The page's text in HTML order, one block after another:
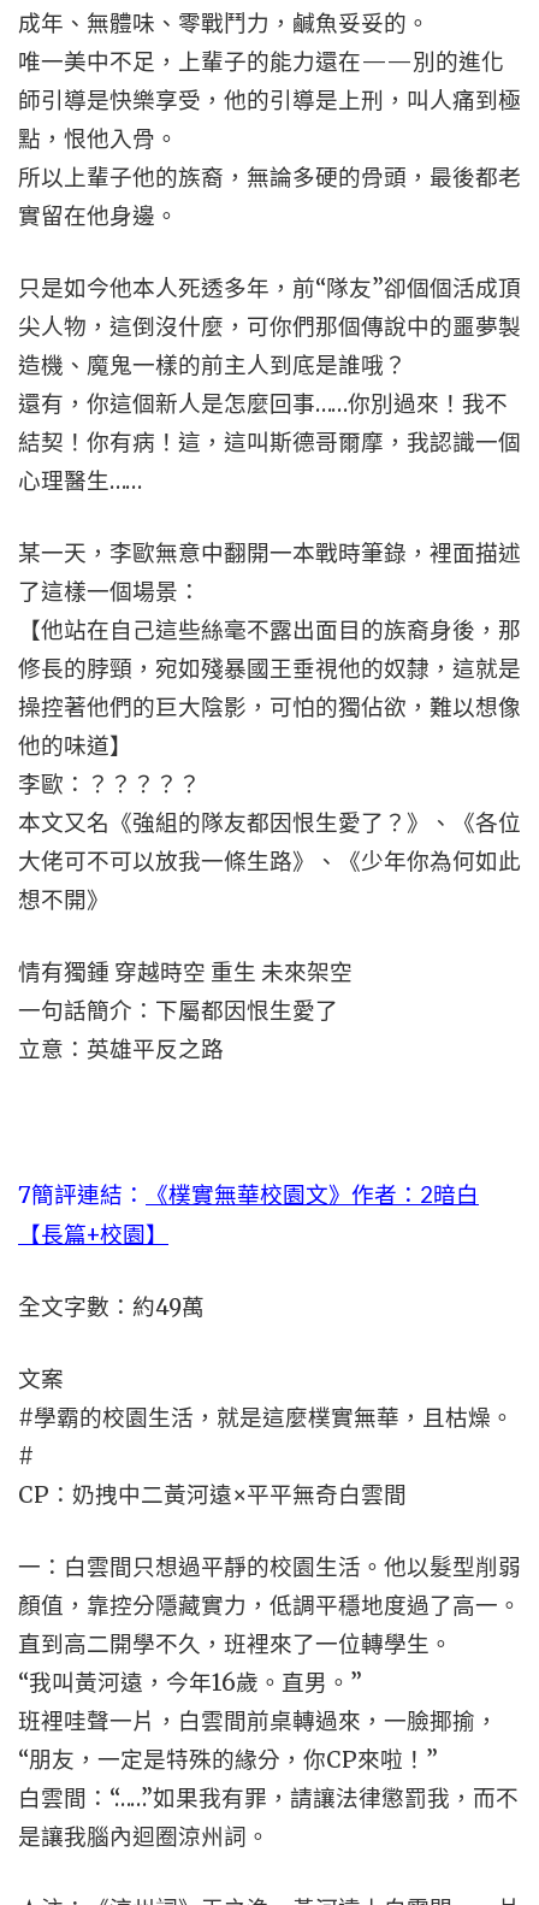
成年、無體味、零戰鬥力，鹹魚妥妥的。
唯一美中不足，上輩子的能力還在——別的進化
師引導是快樂享受，他的引導是上刑，叫人痛到極
點，恨他入骨。
所以上輩子他的族裔，無論多硬的骨頭，最後都老
實留在他身邊。
只是如今他本人死透多年，前“隊友”卻個個活成頂
尖人物，這倒沒什麼，可你們那個傳說中的噩夢製
造機、魔鬼一樣的前主人到底是誰哦？
還有，你這個新人是怎麼回事……你別過來！我不
結契！你有病！這，這叫斯德哥爾摩，我認識一個
心理醫生……
某一天，李歐無意中翻開一本戰時筆錄，裡面描述
了這樣一個場景：
【他站在自己這些絲毫不露出面目的族裔身後，那
修長的脖頸，宛如殘暴國王垂視他的奴隸，這就是
操控著他們的巨大陰影，可怕的獨佔欲，難以想像
他的味道】
李歐：？？？？？
本文又名《強組的隊友都因恨生愛了？》、《各位
大佬可不可以放我一條生路》、《少年你為何如此
想不開》
情有獨鍾 穿越時空 重生 未來架空
一句話簡介：下屬都因恨生愛了
立意：英雄平反之路
7簡評連結：
《樸實無華校園文》作者：2暗白
【長篇+校園】
全文字數：約49萬
文案
#學霸的校園生活，就是這麼樸實無華，且枯燥。
#
CP：奶拽中二黃河遠×平平無奇白雲間
一：白雲間只想過平靜的校園生活。他以髮型削弱
顏值，靠控分隱藏實力，低調平穩地度過了高一。
直到高二開學不久，班裡來了一位轉學生。
“我叫黃河遠，今年16歲。直男。”
班裡哇聲一片，白雲間前桌轉過來，一臉揶揄，
“朋友，一定是特殊的緣分，你CP來啦！”
白雲間：“……”如果我有罪，請讓法律懲罰我，而不
是讓我腦內迴圈涼州詞。